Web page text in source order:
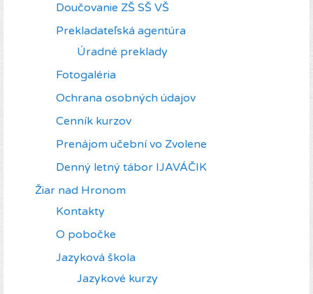
Doučovanie ZŠ SŠ VŠ
Prekladateľská agentúra
Úradné preklady
Fotogaléria
Ochrana osobných údajov
Cenník kurzov
Prenájom učební vo Zvolene
Denný letný tábor IJAVÁČIK
Žiar nad Hronom
Kontakty
O pobočke
Jazyková škola
Jazykové kurzy